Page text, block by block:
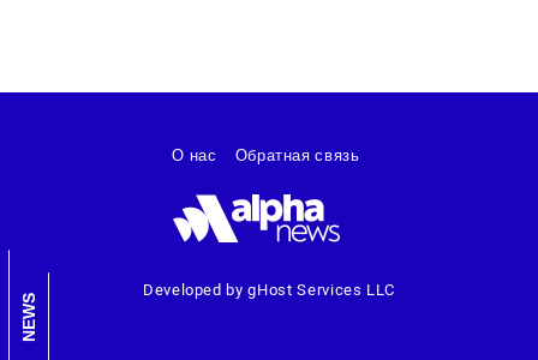
NEWS
Developed by gHost Services LLC
О нас Обратная связь